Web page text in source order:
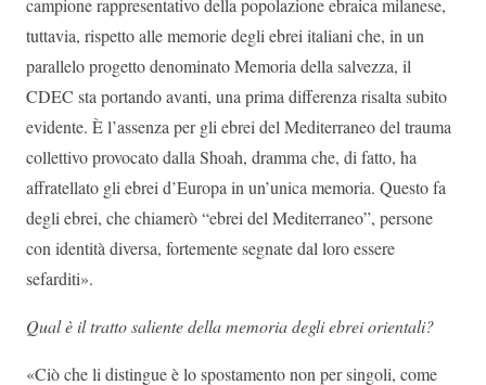
tuttavia, rispetto alle memorie degli ebrei italiani che, in un
parallelo progetto denominato Memoria della salvezza, il
CDEC sta portando avanti, una prima differenza risalta subito
evidente. È l’assenza per gli ebrei del Mediterraneo del trauma
collettivo provocato dalla Shoah, dramma che, di fatto, ha
affratellato gli ebrei d’Europa in un’unica memoria. Questo fa
degli ebrei, che chiamerò “ebrei del Mediterraneo”, persone
con identità diversa, fortemente segnate dal loro essere
sefarditi».
Qual è il tratto saliente della memoria degli ebrei orientali?
«Ciò che li distingue è lo spostamento non per singoli, come